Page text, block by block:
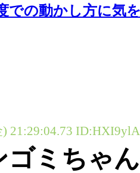
での動かし方に気
21:29:04.73
ゴミちゃ